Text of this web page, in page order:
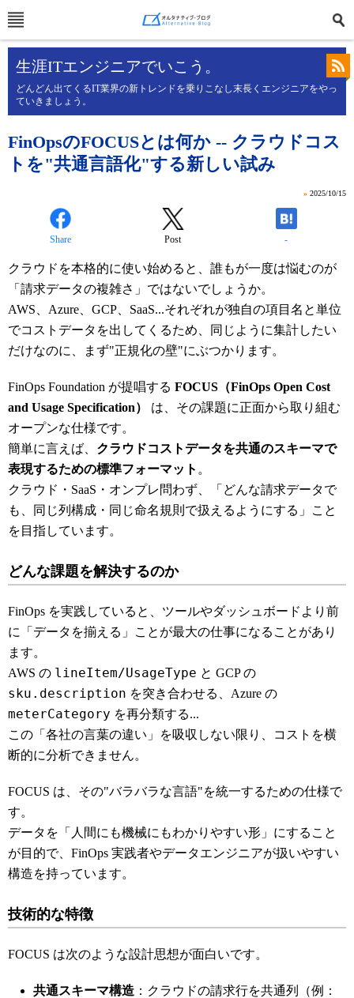
生涯ITエンジニアでいこう。
どんどん出てくるIT業界の新トレンドを乗りこなし末長くエンジニアをやっ
ていきましょう。
FinOpsのFOCUSとは何か -- クラウドコス
トを"共通言語化"する新しい試み
» 2025/10/15
Share Post -
クラウドを本格的に使い始めると、誰もが一度は悩むのが
「請求データの複雑さ」ではないでしょうか。
AWS、Azure、GCP、SaaS...それぞれが独自の項目名と単位
でコストデータを出してくるため、同じように集計したい
だけなのに、まず"正規化の壁"にぶつかります。
FinOps Foundation が提唱する FOCUS（FinOps Open Cost
and Usage Specification）
は、その課題に正面から取り組む
オープンな仕様です。
簡単に言えば、 クラウドコストデータを共通のスキーマで
表現するための標準フォーマット 。
クラウド・SaaS・オンプレ問わず、「どんな請求データで
も、同じ列構成・同じ命名規則で扱えるようにする」こと
を目指しています。
どんな課題を解決するのか
FinOps を実践していると、ツールやダッシュボードより前
に「データを揃える」ことが最大の仕事になることがあり
ます。
AWS の lineItem/UsageType と GCP の
sku.description を突き合わせる、Azure の
meterCategory を再分類する...
この「各社の言葉の違い」を吸収しない限り、コストを横
断的に分析できません。
FOCUS は、その"バラバラな言語"を統一するための仕様で
す。
データを「人間にも機械にもわかりやすい形」にすること
が目的で、FinOps 実践者やデータエンジニアが扱いやすい
構造を持っています。
技術的な特徴
FOCUS は次のような設計思想が面白いです。
共通スキーマ構造 ：クラウドの請求行を共通列（例：